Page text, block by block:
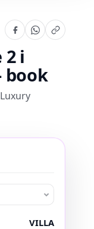
2 i
book
Luxury
VILLA